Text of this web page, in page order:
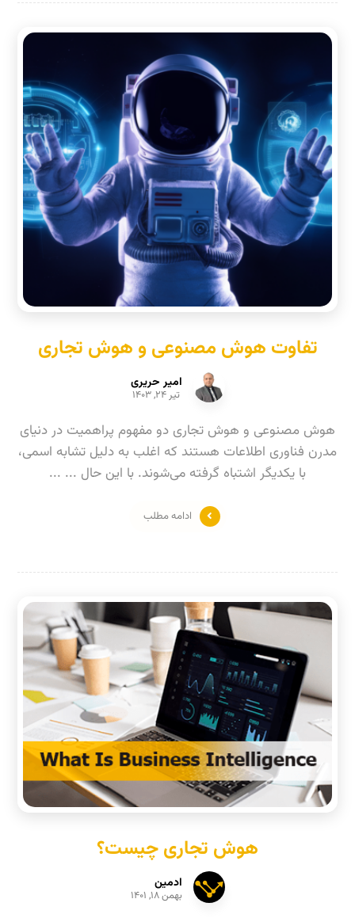
تفاوت هوش مصنوعی و هوش تجاری
امیر حریری
تیر ۲۴, ۱۴۰۳
هوش مصنوعی و هوش تجاری دو مفهوم پراهمیت در دنیای
مدرن فناوری اطلاعات هستند که اغلب به دلیل تشابه اسمی،
با یکدیگر اشتباه گرفته می‌شوند. با این حال ... ...
ادامه مطلب
هوش تجاری چیست؟
ادمین
بهمن ۱۸, ۱۴۰۱